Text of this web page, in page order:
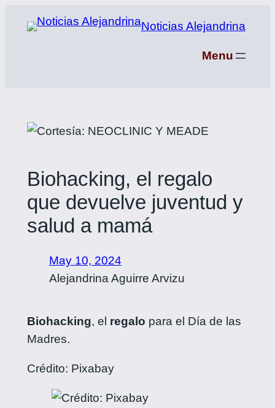
Noticias Alejandrina
Menu
Biohacking, el regalo
que devuelve juventud y
salud a mamá
May 10, 2024
Alejandrina Aguirre Arvizu
Biohacking, el regalo para el Día de las
Madres.
Crédito: Pixabay